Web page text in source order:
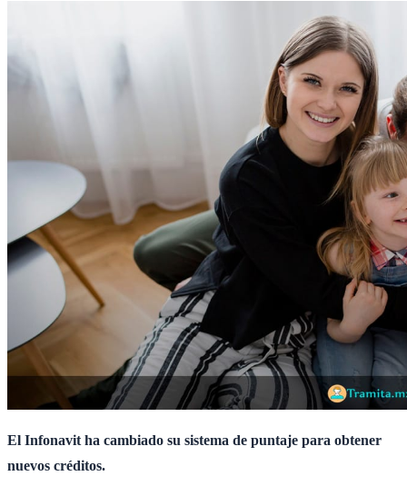
El Infonavit ha cambiado su sistema de puntaje para obtener
nuevos créditos.